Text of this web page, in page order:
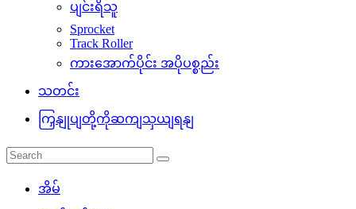
ပျင်းရိသူ
Sprocket
Track Roller
ကားအောက်ပိုင်း အပိုပစ္စည်း
သတင်း
ကြှနျုပျတို့ကိုဆကျသှယျရနျ
အိမ်